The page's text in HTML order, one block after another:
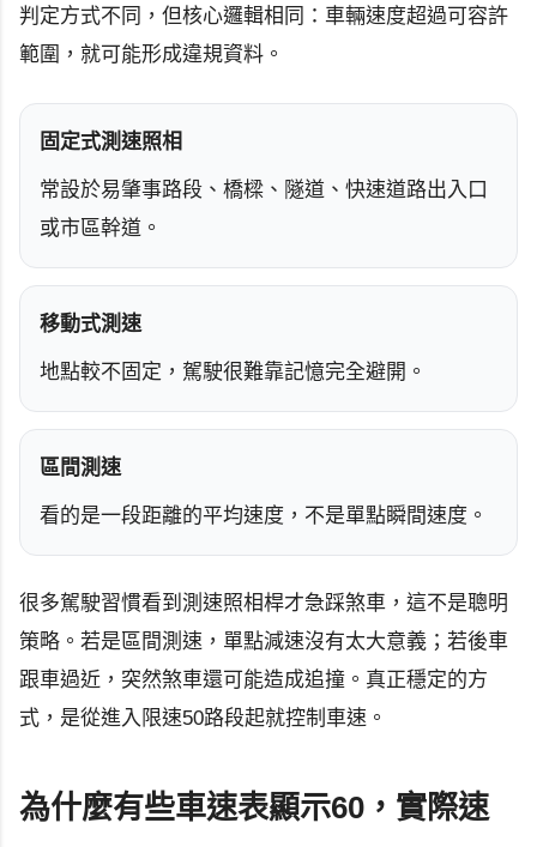
判定方式不同，但核心邏輯相同：車輛速度超過可容許
範圍，就可能形成違規資料。
固定式測速照相
常設於易肇事路段、橋樑、隧道、快速道路出入口
或市區幹道。
移動式測速
地點較不固定，駕駛很難靠記憶完全避開。
區間測速
看的是一段距離的平均速度，不是單點瞬間速度。
很多駕駛習慣看到測速照相桿才急踩煞車，這不是聰明
策略。若是區間測速，單點減速沒有太大意義；若後車
跟車過近，突然煞車還可能造成追撞。真正穩定的方
式，是從進入限速50路段起就控制車速。
為什麼有些車速表顯示60，實際速